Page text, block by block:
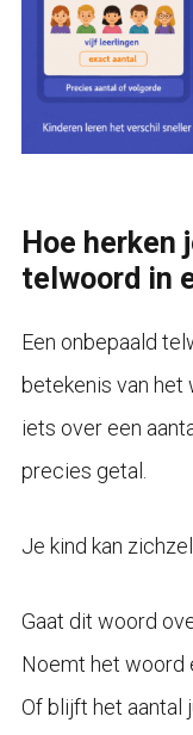
Hoe herken
telwoord in
Een onbepaald
betekenis van het
iets over een
precies getal.
Je kind kan
Gaat dit woord
Noemt het woord
Of blijft het aantal